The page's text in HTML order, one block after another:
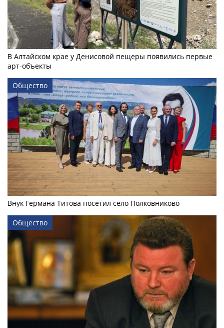
В Алтайском крае у Денисовой пещеры появились первые
арт-объекты
Общество
Внук Германа Титова посетил село Полковниково
Общество